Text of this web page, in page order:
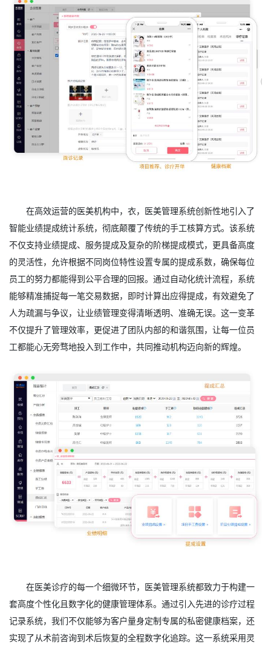
在高效运营的医美机构中，衣，医美管理系统创新性地引入了
智能业绩提成统计系统，彻底颠覆了传统的手工核算方式。该系统
不仅支持业绩提成、服务提成及复杂的阶梯提成模式，更具备高度
的灵活性，允许根据不同岗位特性设置专属的提成系数，确保每位
员工的努力都能得到公平合理的回报。通过自动化统计流程，系统
能够精准捕捉每一笔交易数据，即时计算出应得提成，有效避免了
人为疏漏与争议，让业绩管理变得清晰透明、准确无误。这一变革
不仅提升了管理效率，更促进了团队内部的和谐氛围，让每一位员
工都能心无旁骛地投入到工作中，共同推动机构迈向新的辉煌。
在医美诊疗的每一个细微环节，医美管理系统都致力于构建一
套高度个性化且数字化的健康管理体系。通过引入先进的诊疗过程
记录系统，我们不仅能够为客户量身定制专属的私密健康档案，还
实现了从术前咨询到术后恢复的全程数字化追踪。这一系统采用灵